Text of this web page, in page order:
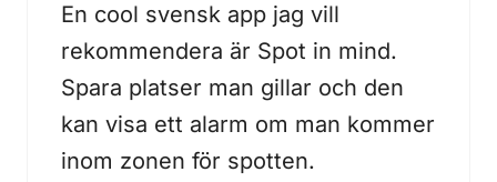
En cool svensk app jag vill
rekommendera är Spot in mind.
Spara platser man gillar och den
kan visa ett alarm om man kommer
inom zonen för spotten.